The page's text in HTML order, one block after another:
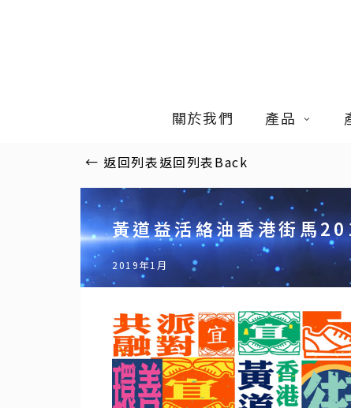
關於我們 產品
← 返回列表返回列表Back
黃道益活絡油香港街馬
2019年1月